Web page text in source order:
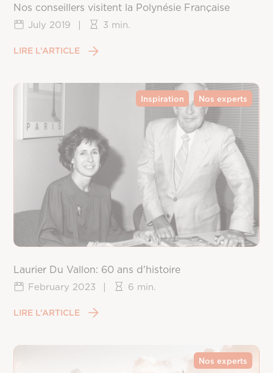
Nos conseillers visitent la Polynésie Française
July 2019 | 3 min.
LIRE L’ARTICLE
Inspiration Nos experts
Laurier Du Vallon: 60 ans d'histoire
February 2023 | 6 min.
LIRE L’ARTICLE
Nos experts